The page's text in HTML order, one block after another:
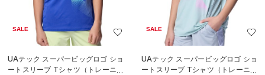
SALE
UAテック スーパービッグロゴ ショ
ートスリーブ Tシャツ（トレーニン
SALE
UAテック スーパービッグロゴ ショ
ートスリーブ Tシャツ（トレーニン